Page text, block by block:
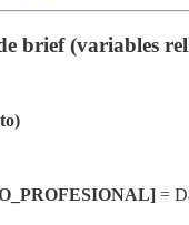
brief (variables
=